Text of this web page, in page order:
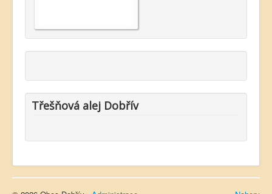
Třešňová alej Dobřív